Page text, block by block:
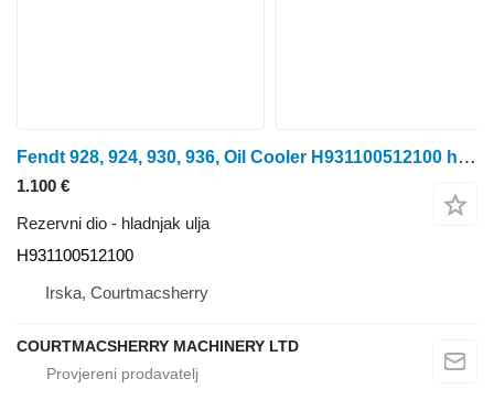
Fendt 928, 924, 930, 936, Oil Cooler H931100512100 hladnjak ulja za traktora na kotačima
1.100 €
Rezervni dio - hladnjak ulja
H931100512100
Irska, Courtmacsherry
COURTMACSHERRY MACHINERY LTD